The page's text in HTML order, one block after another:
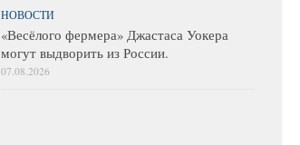
НОВОСТИ
«Весёлого фермера» Джастаса Уокера
могут выдворить из России.
07.08.2026